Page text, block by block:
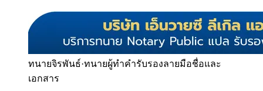
ทนายจิรพันธ์·ทนายผู้ทำคำรับรองลายมือชื่อและ
เอกสาร